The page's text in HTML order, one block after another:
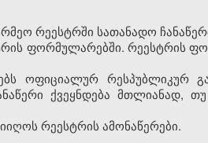
რეესტრში სათანადო
ფორმულარებში. რეესტრის
ოფიციალურ რესპუბლიკურ
ქვეყნდება მთლიანად,
რეესტრის ამონაწერები.